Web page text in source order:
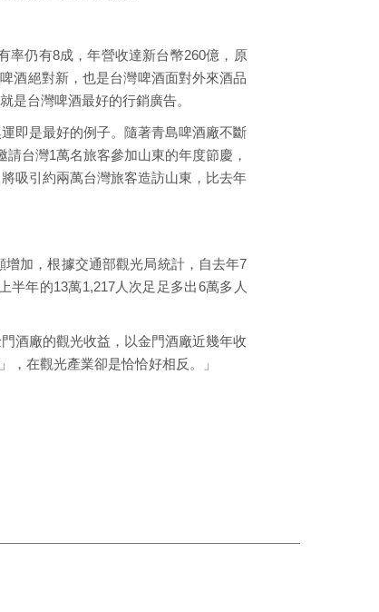
率仍有8成，年營收達新台幣260億，原
酒絕對新，也是台灣啤酒面對外來酒品
是台灣啤酒最好的行銷廣告。
即是最好的例子。隨著青島啤酒廠不斷
台灣1萬名旅客參加山東的年度節慶，
吸引約兩萬台灣旅客造訪山東，比去年
加，根據交通部觀光局統計，自去年7
半年的13萬1,217人次足足多出6萬多人
酒廠的觀光收益，以金門酒廠近幾年收
在觀光產業卻是恰恰好相反。」